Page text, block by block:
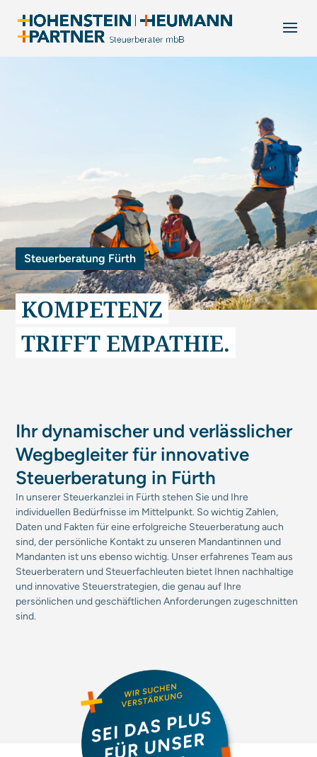
Steuerberatung Fürth
KOMPETENZ
TRIFFT EMPATHIE.
Ihr dynamischer und verlässlicher
Weg­begleiter für innovative
Steuer­beratung in Fürth
In unserer Steuerkanzlei in Fürth stehen Sie und Ihre
individuellen Bedürfnisse im Mittelpunkt. So wichtig Zahlen,
Daten und Fakten für eine erfolgreiche Steuer­beratung auch
sind, der persönliche Kontakt zu unseren Mandantinnen und
Mandanten ist uns ebenso wichtig. Unser erfahrenes Team aus
Steuer­beratern und Steuer­fachleuten bietet Ihnen nachhaltige
und innovative Steuerstrategien, die genau auf Ihre
persönlichen und geschäftlichen Anforderungen zugeschnitten
sind.